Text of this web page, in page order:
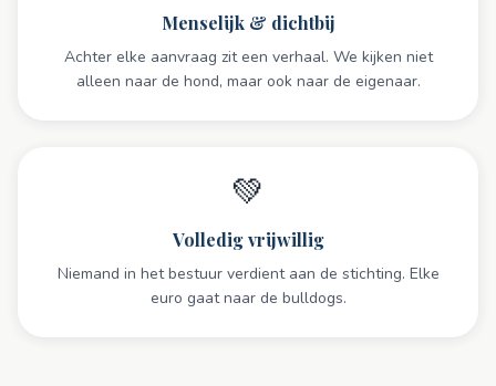
Menselijk & dichtbij
Achter elke aanvraag zit een verhaal. We kijken niet
alleen naar de hond, maar ook naar de eigenaar.
💚
Volledig vrijwillig
Niemand in het bestuur verdient aan de stichting. Elke
euro gaat naar de bulldogs.